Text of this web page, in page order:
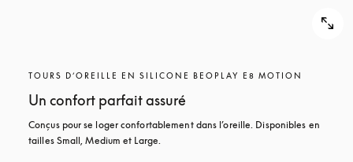
TOURS D’OREILLE EN SILICONE BEOPLAY E8 MOTION
Un confort parfait assuré
Conçus pour se loger confortablement dans l’oreille. Disponibles en
tailles Small, Medium et Large.